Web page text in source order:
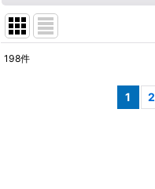
198件
1 2